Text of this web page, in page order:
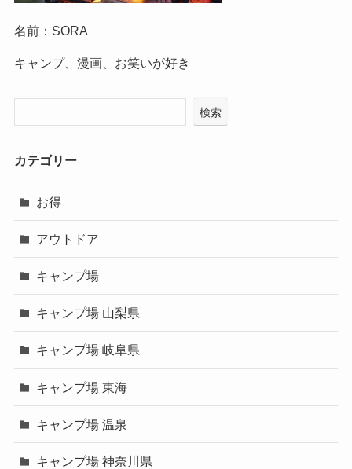
名前：SORA
キャンプ、漫画、お笑いが好き
検索
カテゴリー
お得
アウトドア
キャンプ場
キャンプ場 山梨県
キャンプ場 岐阜県
キャンプ場 東海
キャンプ場 温泉
キャンプ場 神奈川県